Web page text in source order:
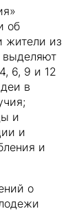
об
жители из
выделяют
6, 9 и 12
в
и
и
и
о